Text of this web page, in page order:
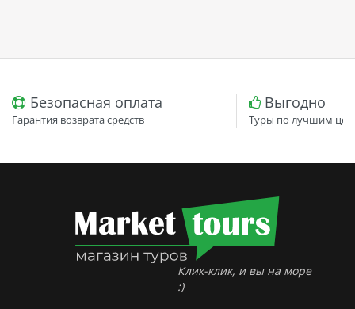
Безопасная оплата
Гарантия возврата средств
Выгодно
Туры по лучшим
Клик-клик, и вы на море
:)